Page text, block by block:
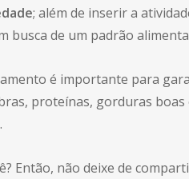
; além de inserir a
busca de um padrão
é importante para
proteínas, gorduras
Então, não deixe de